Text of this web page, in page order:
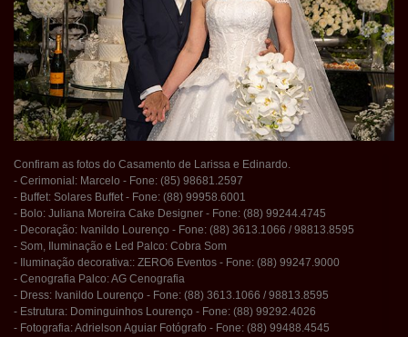
Confiram as fotos do Casamento de Larissa e Edinardo.
- Cerimonial: Marcelo - Fone: (85) 98681.2597
- Buffet: Solares Buffet - Fone: (88) 99958.6001
- Bolo: Juliana Moreira Cake Designer - Fone: (88) 99244.4745
- Decoração: Ivanildo Lourenço - Fone: (88) 3613.1066 / 98813.8595
- Som, Iluminação e Led Palco: Cobra Som
- Iluminação decorativa:: ZERO6 Eventos - Fone: (88) 99247.9000
- Cenografia Palco: AG Cenografia
- Dress: Ivanildo Lourenço - Fone: (88) 3613.1066 / 98813.8595
- Estrutura: Dominguinhos Lourenço - Fone: (88) 99292.4026
- Fotografia: Adrielson Aguiar Fotógrafo - Fone: (88) 99488.4545